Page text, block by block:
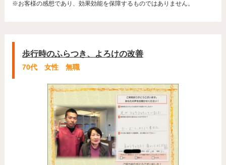
※お客様の感想であり、効果効能を保障するものではありません。
歩行時のふらつき、よろけの改善
70代 女性 無職